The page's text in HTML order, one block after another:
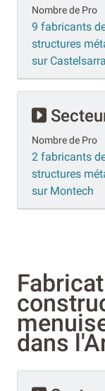
Nombre de Pro
9 fabricants
structures
sur
Nombre de Pro
2 fabricants
structures
sur Montech
dans